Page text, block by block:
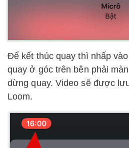
Để kết thúc quay thì nhấp
quay ở góc trên bên phải
dừng quay. Video sẽ được
Loom.